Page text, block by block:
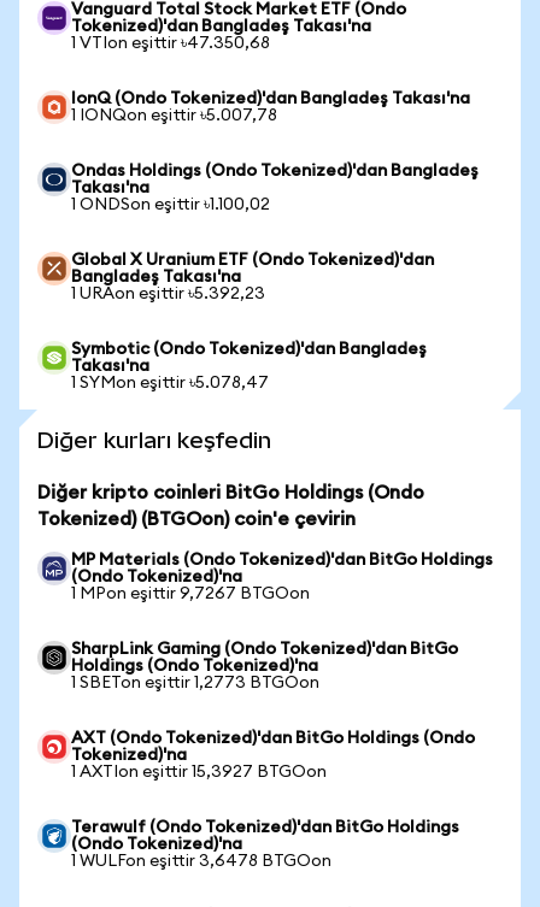
Vanguard Total Stock Market ETF (Ondo
Tokenized)'dan Bangladeş Takası'na
1 VTIon eşittir ৳47.350,68
IonQ (Ondo Tokenized)'dan Bangladeş Takası'na
1 IONQon eşittir ৳5.007,78
Ondas Holdings (Ondo Tokenized)'dan Bangladeş
Takası'na
1 ONDSon eşittir ৳1.100,02
Global X Uranium ETF (Ondo Tokenized)'dan
Bangladeş Takası'na
1 URAon eşittir ৳5.392,23
Symbotic (Ondo Tokenized)'dan Bangladeş
Takası'na
1 SYMon eşittir ৳5.078,47
Diğer kurları keşfedin
Diğer kripto coinleri BitGo Holdings (Ondo
Tokenized) (BTGOon) coin'e çevirin
MP Materials (Ondo Tokenized)'dan BitGo Holdings
(Ondo Tokenized)'na
1 MPon eşittir 9,7267 BTGOon
SharpLink Gaming (Ondo Tokenized)'dan BitGo
Holdings (Ondo Tokenized)'na
1 SBETon eşittir 1,2773 BTGOon
AXT (Ondo Tokenized)'dan BitGo Holdings (Ondo
Tokenized)'na
1 AXTIon eşittir 15,3927 BTGOon
Terawulf (Ondo Tokenized)'dan BitGo Holdings
(Ondo Tokenized)'na
1 WULFon eşittir 3,6478 BTGOon